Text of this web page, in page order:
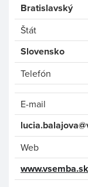
Bratislavský
Štát
Slovensko
Telefón
E-mail
Web
www.vsemba.sk